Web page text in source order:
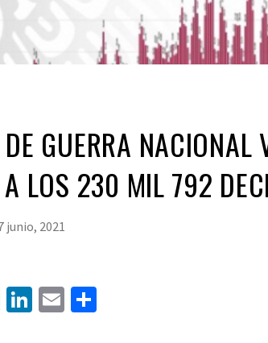
DE GUERRA NACIONAL
A LOS 230 MIL 792
junio, 2021
WhatsApp
LinkedIn
Email